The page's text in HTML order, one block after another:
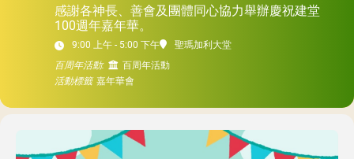
感謝各神長、善會及團體同心協力舉辦慶祝建堂
100週年嘉年華。
9:00 上午 - 5:00 下午
聖瑪加利大堂
百周年活動:
百周年活動
活動標籤 嘉年華會